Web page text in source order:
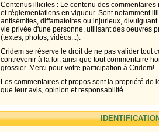
Contenus illicites : Le contenu des
et réglementations en vigueur. Sont notamment
antisémites, diffamatoires ou injurieux,
vie privée d'une personne, utilisant des oeuvres
(textes, photos, vidéos...).
Cridem se réserve le droit de ne pas valider tout
contrevenir à la loi, ainsi que tout commentaire
grossier. Merci pour votre participation à Cridem!
Les commentaires et propos sont la propriété de
que leur avis, opinion et responsabilité.